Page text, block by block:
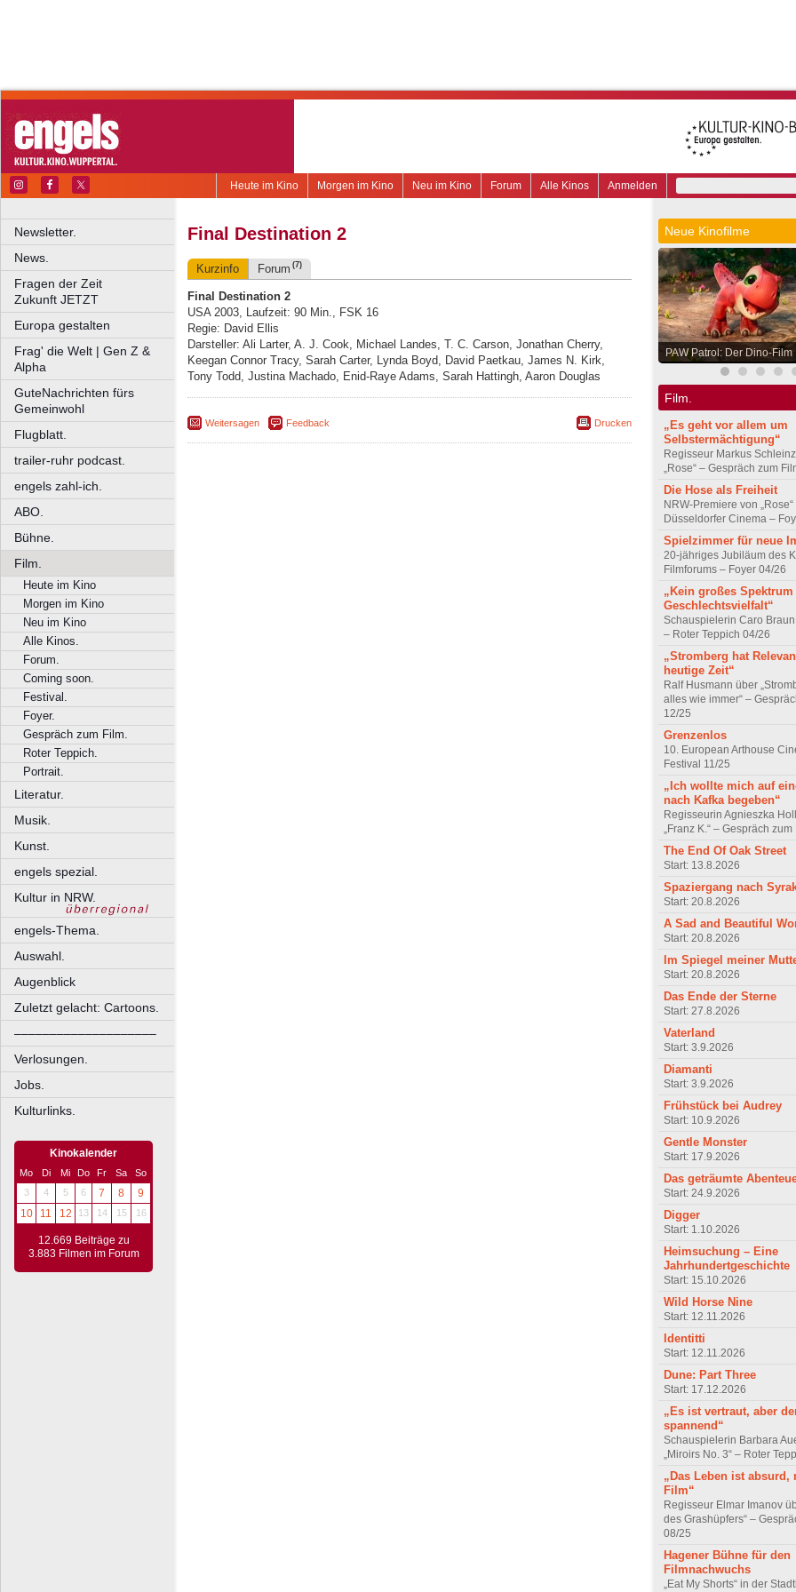
Anmelden
Alle Kinos
Forum
Neu im Kino
Morgen im Kino
Heute im Kino
Newsletter.
News.
Fragen der Zeit
Zukunft JETZT
Europa gestalten
Frag' die Welt | Gen Z &
Alpha
GuteNachrichten fürs
Gemeinwohl
Flugblatt.
trailer-ruhr podcast.
engels zahl-ich.
ABO.
Bühne.
Film.
Heute im Kino
Morgen im Kino
Neu im Kino
Alle Kinos.
Forum.
Coming soon.
Festival.
Foyer.
Gespräch zum Film.
Roter Teppich.
Portrait.
Literatur.
Musik.
Kunst.
engels spezial.
Kultur in NRW.
engels-Thema.
Auswahl.
Augenblick
Zuletzt gelacht: Cartoons.
––––––––––––––––––––
Verlosungen.
Jobs.
Kulturlinks.
Kinokalender
Mo Di Mi Do Fr Sa
So
3
4 5 6 7 8
9
10
11 12 13 14 15 16
12.669 Beiträge zu
3.883 Filmen im Forum
Final Destination 2
Kurzinfo Forum (7)
Final Destination 2
USA 2003, Laufzeit: 90 Min., FSK 16
Regie: David Ellis
Darsteller: Ali Larter, A. J. Cook, Michael Landes, T. C. Carson, Jonathan Cherry,
Keegan Connor Tracy, Sarah Carter, Lynda Boyd, David Paetkau, James N. Kirk,
Tony Todd, Justina Machado, Enid-Raye Adams, Sarah Hattingh, Aaron Douglas
Weitersagen Feedback Drucken
Neue Kinofilme
PAW Patrol: Der Dino-Film
Film.
„Es geht vor allem um
Selbstermächtigung“
Regisseur Markus
„Rose“ – Gespräch zum
Die Hose als Freiheit
NRW-Premiere von „Rose“
Düsseldorfer Cinema –
Spielzimmer für neue
20-jähriges Jubiläum des
Filmforums – Foyer 04/26
„Kein großes Spektrum
Geschlechtsvielfalt“
Schauspielerin Caro Braun
– Roter Teppich 04/26
„Stromberg hat
heutige Zeit“
Ralf Husmann über
alles wie immer“ –
12/25
Grenzenlos
10. European Arthouse
Festival 11/25
„Ich wollte mich auf
nach Kafka begeben“
Regisseurin Agnieszka
„Franz K.“ – Gespräch
The End Of Oak Street
Start: 13.8.2026
Spaziergang nach
Start: 20.8.2026
A Sad and Beautiful
Start: 20.8.2026
Im Spiegel meiner
Start: 20.8.2026
Das Ende der Sterne
Start: 27.8.2026
Vaterland
Start: 3.9.2026
Diamanti
Start: 3.9.2026
Frühstück bei Audrey
Start: 10.9.2026
Gentle Monster
Start: 17.9.2026
Das geträumte
Start: 24.9.2026
Digger
Start: 1.10.2026
Heimsuchung – Eine
Jahrhundertgeschichte
Start: 15.10.2026
Wild Horse Nine
Start: 12.11.2026
Identitti
Start: 12.11.2026
Dune: Part Three
Start: 17.12.2026
„Es ist vertraut, aber
spannend“
Schauspielerin Barbara
„Miroirs No. 3“ – Roter
„Das Leben ist absurd,
Film“
Regisseur Elmar Imanov
des Grashüpfers“ –
08/25
Hagener Bühne für den
Filmnachwuchs
„Eat My Shorts“ in der